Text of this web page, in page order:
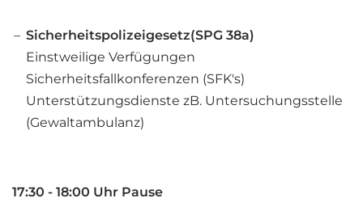
Sicherheitspolizeigesetz(SPG 38a)
Einstweilige Verfügungen
Sicherheitsfallkonferenzen (SFK's)
Unterstützungsdienste zB. Untersuchungsstelle
(Gewaltambulanz)
17:30 - 18:00 Uhr Pause